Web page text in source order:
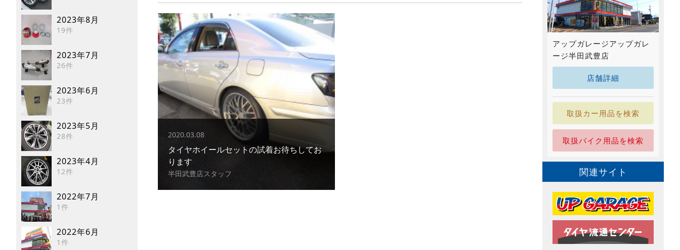
2023年8月
19件
2023年7月
26件
2023年6月
23件
2023年5月
28件
2023年4月
12件
2022年7月
1件
2022年6月
1件
2020.03.08
タイヤホイールセットの試着お待ちしてお
ります
半田武豊店スタッフ
アップガレージアップガレ
ージ半田武豊店
店舗詳細
取扱カー用品を検索
取扱バイク用品を検索
関連サイト